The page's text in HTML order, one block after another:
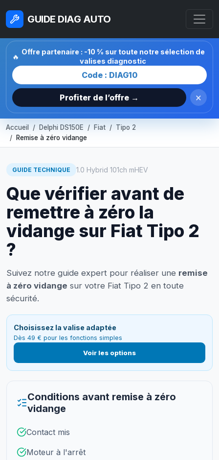
GUIDE DIAG AUTO
🔥
Offre partenaire : -10 % sur toute notre sélection de
valises diagnostic
Code : DIAG10
Profiter de l’offre → ×
Accueil Delphi DS150E Fiat
Tipo 2
Remise à zéro vidange
GUIDE TECHNIQUE 1.0 Hybrid 101ch mHEV
Que vérifier avant de
remettre à zéro la
vidange sur Fiat Tipo 2
?
Suivez notre guide expert pour réaliser une remise
à zéro vidange sur votre Fiat Tipo 2 en toute
sécurité.
Choisissez la valise adaptée
Dès 49 € pour les fonctions simples
Voir les options
Conditions avant remise à zéro
vidange
Contact mis
Moteur à l'arrêt